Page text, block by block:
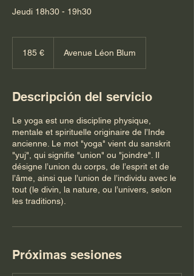
Jeudi 18h30 - 19h30
185 € Avenue Léon Blum
Descripción del servicio
Le yoga est une discipline physique,
mentale et spirituelle originaire de l’Inde
ancienne. Le mot "yoga" vient du sanskrit
"yuj", qui signifie "union" ou "joindre". Il
désigne l’union du corps, de l’esprit et de
l’âme, ainsi que l’union de l’individu avec le
tout (le divin, la nature, ou l’univers, selon
les traditions).
Próximas sesiones